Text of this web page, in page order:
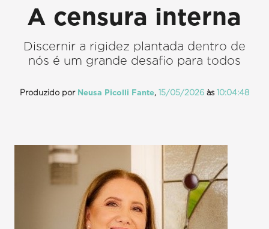
A censura interna
Discernir a rigidez plantada dentro de
nós é um grande desafio para todos
Produzido por Neusa Picolli Fante, 15/05/2026às 10:04:48